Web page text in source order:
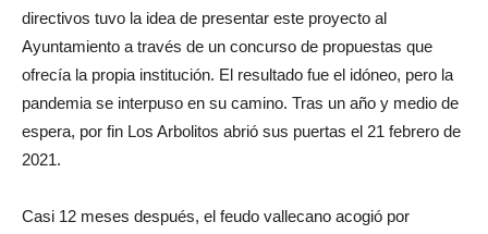
directivos tuvo la idea de presentar este proyecto al
Ayuntamiento a través de un concurso de propuestas que
ofrecía la propia institución. El resultado fue el idóneo, pero la
pandemia se interpuso en su camino. Tras un año y medio de
espera, por fin Los Arbolitos abrió sus puertas el 21 febrero de
2021.
Casi 12 meses después, el feudo vallecano acogió por